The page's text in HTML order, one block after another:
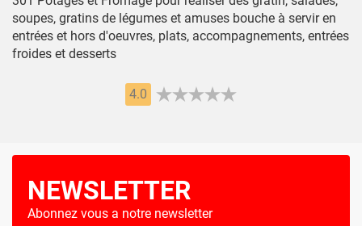
soupes, gratins de légumes et amuses bouche à servir en
entrées et hors d'oeuvres, plats, accompagnements, entrées
froides et desserts
4.0
NEWSLETTER
Abonnez vous a notre newsletter